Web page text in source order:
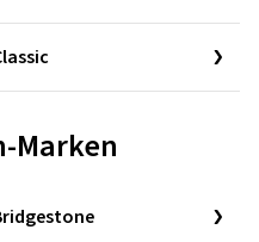
Marken